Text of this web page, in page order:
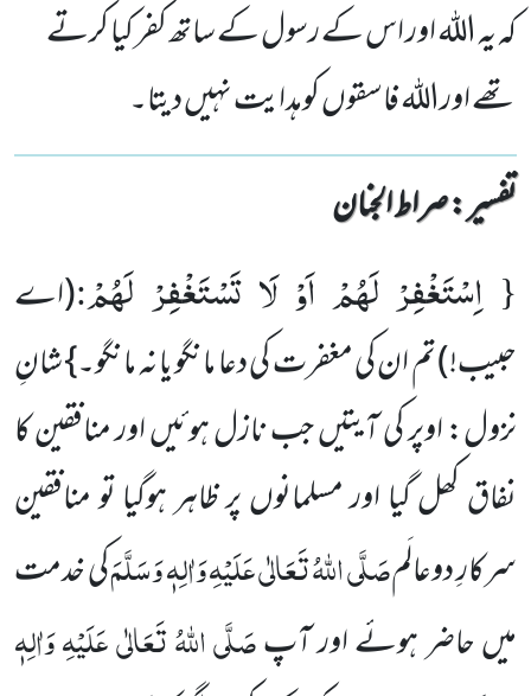
کہ یہ اللہ اور اس کے رسول کے ساتھ کفر کیا کرتے
تھے اوراللہ فاسقوں کوہدایت نہیں دیتا۔
تفسیر : ‎صراط الجنان
{ اِسْتَغْفِرْ لَهُمْ اَوْ لَا تَسْتَغْفِرْ لَهُمْ:(اے
حبیب!) تم ان کی مغفرت کی دعا مانگو یا نہ مانگو۔} شانِ
نزول: اوپر کی آیتیں جب نازل ہوئیں اور منافقین کا
نفاق کھل گیا اور مسلمانوں پر ظاہر ہوگیا تو منافقین
سرکارِ دوعالَمصَلَّی اللہُ تَعَالٰی عَلَیْہِ وَاٰلِہٖ وَسَلَّمَکی خدمت
میں حاضر ہوئے اور آپصَلَّی اللہُ تَعَالٰی عَلَیْہِ وَاٰلِہٖ